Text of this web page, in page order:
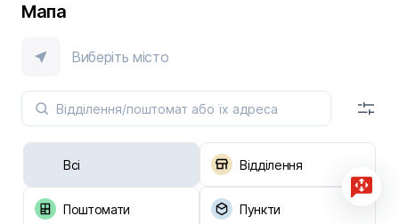
Мапа
Виберіть місто
Всі Відділення
Поштомати Пункти